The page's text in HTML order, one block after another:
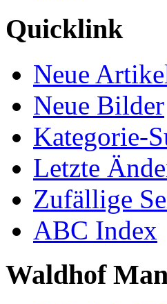
Quicklink
Neue
Neue Bilder
Kategorie-
Letzte
Zufällige
ABC Index
Waldhof